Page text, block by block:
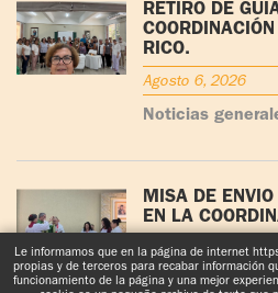
RETIRO DE
RICO.
Agosto 6, 2026
Noticias
MISA DE ENVÍO
EN LA
Julio 29, 2026
Noticias
Le informamos que en la página de internet
propias y de terceros para recabar información
funcionamiento de la página y una mejor